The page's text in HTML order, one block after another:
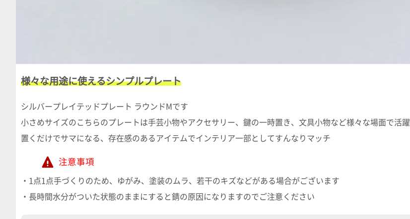
様々な用途に使えるシンプルプレート
シルバープレイテッドプレート ラウンドMです
小さめサイズのこちらのプレートは手芸小物やアクセサリー、鍵の一時置き、文具小物など様々な場面で活躍
置くだけでサマになる、存在感のあるアイテムでインテリア一部としてすんなりマッチ
注意事項
・1点1点手づくりのため、ゆがみ、塗装のムラ、若干のキズなどがある場合がございます
・長時間水分がついた状態のままにすると錆の原因になりますのでご注意ください